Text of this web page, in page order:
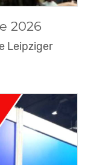
2026
Leipziger